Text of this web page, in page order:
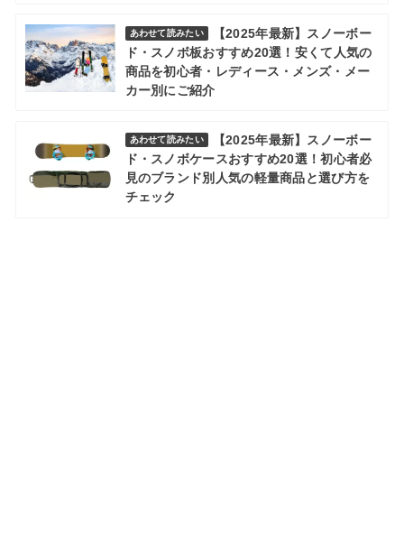
あわせて読みたい
【2025年最新】スノーボー
ド・スノボ板おすすめ20選！安くて人気の
商品を初心者・レディース・メンズ・メー
カー別にご紹介
あわせて読みたい
【2025年最新】スノーボー
ド・スノボケースおすすめ20選！初心者必
見のブランド別人気の軽量商品と選び方を
チェック